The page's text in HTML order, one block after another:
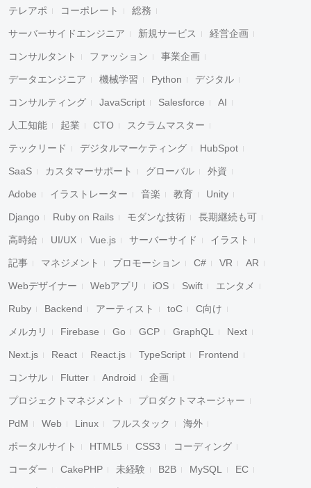
テレアポ コーポレート 総務
サーバーサイドエンジニア 新規サービス 経営企画
コンサルタント ファッション 事業企画
データエンジニア 機械学習 Python デジタル
コンサルティング JavaScript Salesforce AI
人工知能 起業 CTO スクラムマスター
テックリード デジタルマーケティング HubSpot
SaaS カスタマーサポート グローバル 外資
Adobe イラストレーター 音楽 教育 Unity
Django Ruby on Rails モダンな技術 長期継続も可
高時給 UI/UX Vue.js サーバーサイド イラスト
記事 マネジメント プロモーション C# VR AR
Webデザイナー Webアプリ iOS Swift エンタメ
Ruby Backend アーティスト toC C向け
メルカリ Firebase Go GCP GraphQL Next
Next.js React React.js TypeScript Frontend
コンサル Flutter Android 企画
プロジェクトマネジメント プロダクトマネージャー
PdM Web Linux フルスタック 海外
ポータルサイト HTML5 CSS3 コーディング
コーダー CakePHP 未経験 B2B MySQL EC